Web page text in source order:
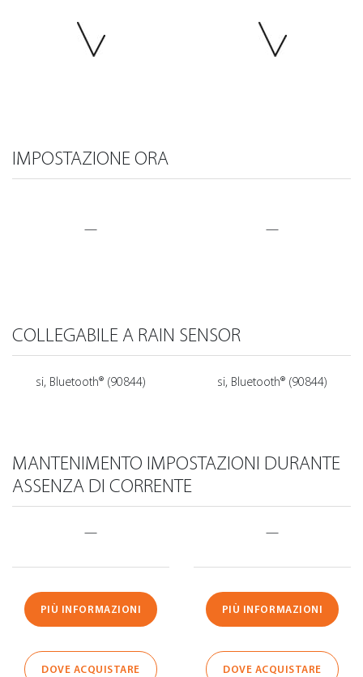
IMPOSTAZIONE ORA
— —
COLLEGABILE A RAIN SENSOR
si, Bluetooth® (90844) si, Bluetooth® (90844)
MANTENIMENTO IMPOSTAZIONI DURANTE
ASSENZA DI CORRENTE
— —
PIÙ INFORMAZIONI PIÙ INFORMAZIONI
DOVE ACQUISTARE DOVE ACQUISTARE